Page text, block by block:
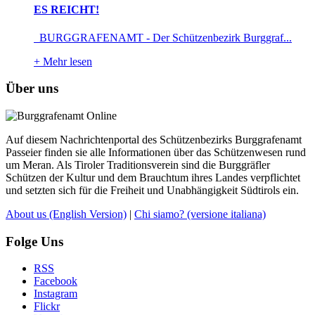
ES REICHT!
BURGGRAFENAMT - Der Schützenbezirk Burggraf...
+ Mehr lesen
Über uns
Auf diesem Nachrichtenportal des Schützenbezirks Burggrafenamt
Passeier finden sie alle Informationen über das Schützenwesen rund
um Meran. Als Tiroler Traditionsverein sind die Burggräfler
Schützen der Kultur und dem Brauchtum ihres Landes verpflichtet
und setzten sich für die Freiheit und Unabhängigkeit Südtirols ein.
About us (English Version) | Chi siamo? (versione italiana)
Folge Uns
RSS
Facebook
Instagram
Flickr